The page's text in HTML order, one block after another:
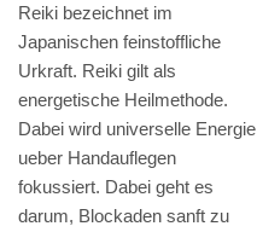
Reiki bezeichnet im
Japanischen feinstoffliche
Urkraft. Reiki gilt als
energetische Heilmethode.
Dabei wird universelle Energie
ueber Handauflegen
fokussiert. Dabei geht es
darum, Blockaden sanft zu